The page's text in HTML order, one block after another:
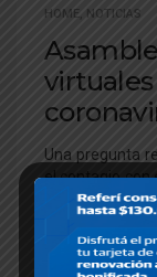
HOME, NOTICIAS
Una pregunta
el contagio con
es la de
posible
normado por
dictado de